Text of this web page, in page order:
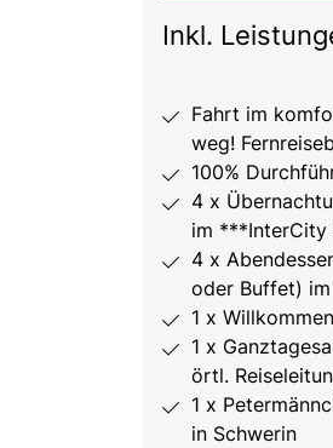
Inkl.
Fahrt im
weg!
100%
4 x
im ***InterCity
4 x
oder Buffet)
1 x
1 x
örtl.
1 x
in Schwerin